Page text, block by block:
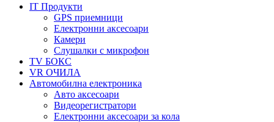
IT Продукти
GPS приемници
Електронни аксесоари
Камери
Слушалки с микрофон
TV БОКС
VR ОЧИЛА
Автомобилна електроника
Авто аксесоари
Видеорегистратори
Електронни аксесоари за кола